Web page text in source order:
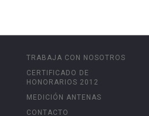
TRABAJA CON NOSOTROS
CERTIFICADO DE
HONORARIOS 2012
MEDICIÓN ANTENAS
CONTACTO